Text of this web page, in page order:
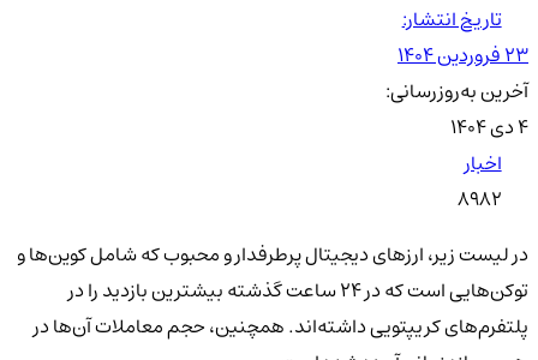
تاریخ انتشار:
۲۳ فروردین ۱۴۰۴
آخرین به‌روزرسانی:
۴ دی ۱۴۰۴
اخبار
8982
در لیست زیر، ارزهای دیجیتال پرطرفدار و محبوب که شامل کوین‌ها و
توکن‌هایی است که در 24 ساعت گذشته بیشترین بازدید را در
پلتفرم‌های کریپتویی داشته‌اند. همچنین، حجم معاملات آن‌ها در